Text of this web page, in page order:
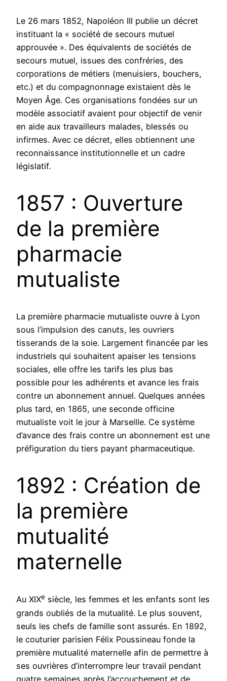
Le 26 mars 1852, Napoléon III publie un décret
instituant la « société de secours mutuel
approuvée ». Des équivalents de sociétés de
secours mutuel, issues des confréries, des
corporations de métiers (menuisiers, bouchers,
etc.) et du compagnonnage existaient dès le
Moyen Âge. Ces organisations fondées sur un
modèle associatif avaient pour objectif de venir
en aide aux travailleurs malades, blessés ou
infirmes. Avec ce décret, elles obtiennent une
reconnaissance institutionnelle et un cadre
législatif.
1857 : Ouverture
de la première
pharmacie
mutualiste
La première pharmacie mutualiste ouvre à Lyon
sous l’impulsion des canuts, les ouvriers
tisserands de la soie. Largement financée par les
industriels qui souhaitent apaiser les tensions
sociales, elle offre les tarifs les plus bas
possible pour les adhérents et avance les frais
contre un abonnement annuel. Quelques années
plus tard, en 1865, une seconde officine
mutualiste voit le jour à Marseille. Ce système
d’avance des frais contre un abonnement est une
préfiguration du tiers payant pharmaceutique.
1892 : Création de
la première
mutualité
maternelle
Au XIXe siècle, les femmes et les enfants sont les
grands oubliés de la mutualité. Le plus souvent,
seuls les chefs de famille sont assurés. En 1892,
le couturier parisien Félix Poussineau fonde la
première mutualité maternelle afin de permettre à
ses ouvrières d’interrompre leur travail pendant
quatre semaines après l’accouchement et de